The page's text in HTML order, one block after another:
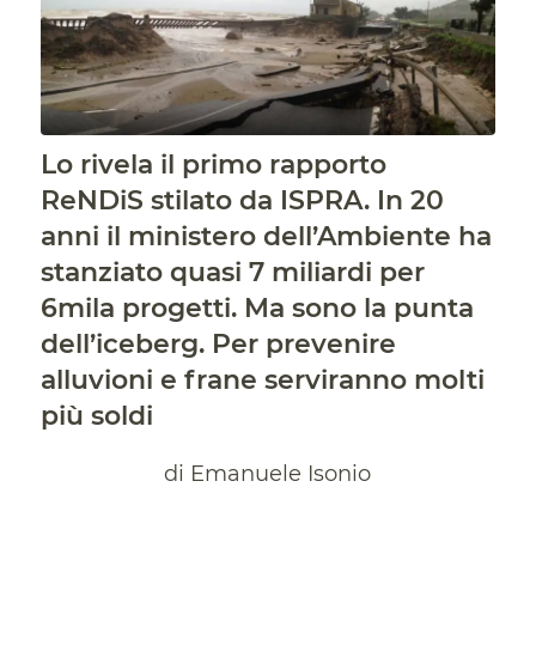
Lo rivela il primo rapporto
ReNDiS stilato da ISPRA. In 20
anni il ministero dell’Ambiente ha
stanziato quasi 7 miliardi per
6mila progetti. Ma sono la punta
dell’iceberg. Per prevenire
alluvioni e frane serviranno molti
più soldi
di Emanuele Isonio